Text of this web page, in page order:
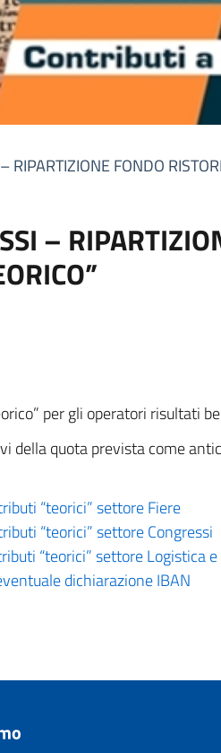
RIPARTIZIONE FONDO
–
per gli operatori risultati
della quota prevista come
“teorici” settore Fiere
“teorici” settore Congressi
“teorici” settore Logistica
dichiarazione IBAN